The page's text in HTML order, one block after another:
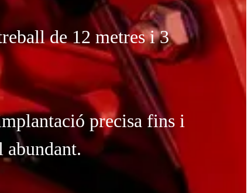
de 12 metres i 3
precisa fins i
abundant.